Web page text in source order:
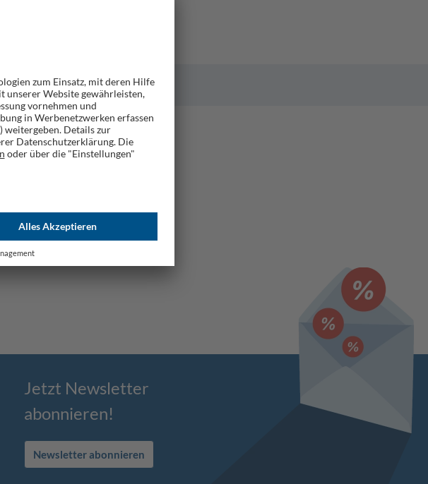
Jetzt Newsletter
abonnieren!
Newsletter abonnieren